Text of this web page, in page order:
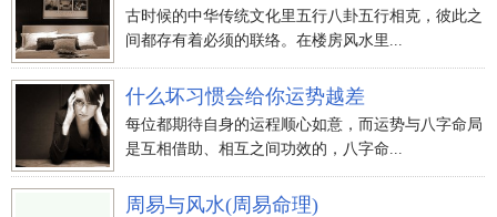
古时候的中华传统文化里五行八卦五行相克，彼此之
间都存有着必须的联络。在楼房风水里...
什么坏习惯会给你运势越差
每位都期待自身的运程顺心如意，而运势与八字命局
是互相借助、相互之间功效的，八字命...
周易与风水(周易命理)